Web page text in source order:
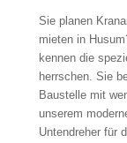
Sie planen
mieten in
kennen die
herrschen. Sie
Baustelle mit
unserem
Untendreher für